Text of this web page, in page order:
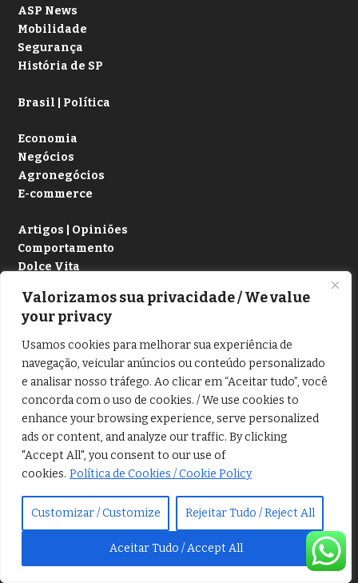
Valorizamos sua privacidade / We value
your privacy
Usamos cookies para melhorar sua experiência de
navegação, veicular anúncios ou conteúdo personalizado
e analisar nosso tráfego. Ao clicar em “Aceitar tudo”, você
concorda com o uso de cookies. / We use cookies to
enhance your browsing experience, serve personalized
ads or content, and analyze our traffic. By clicking
"Accept All", you consent to our use of
cookies. Política de Cookies / Cookie Policy
Customizar / Customize Rejeitar Tudo / Reject All
Aceitar Tudo / Accept All
ASP News
Mobilidade
Segurança
História de SP
Brasil | Política
Economia
Negócios
Agronegócios
E-commerce
Artigos | Opiniões
Comportamento
Dolce Vita
Medicina
Saúde
Mulher
CONHECIMENTOS
Antropologia
Arqueologia
Astronomia